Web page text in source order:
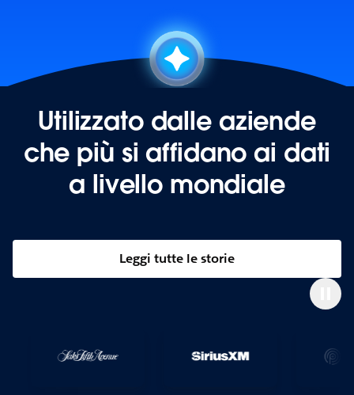
Utilizzato dalle aziende
che più si affidano ai dati
a livello mondiale
Leggi tutte le storie